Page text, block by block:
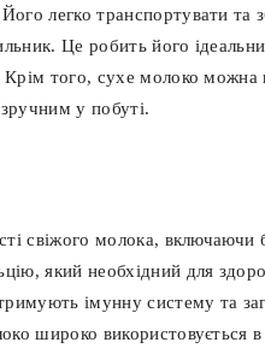
легко транспортувати та
Це робить його
того, сухе молоко можна
у побуті.
свіжого молока, включаючи
який необхідний для
імунну систему та
широко використовується